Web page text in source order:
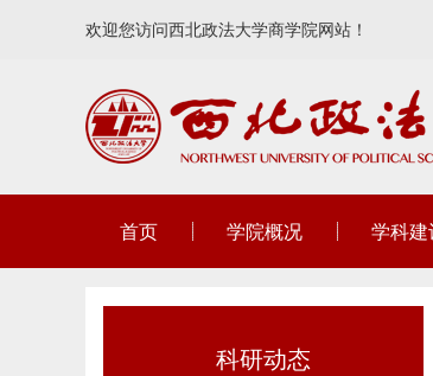
欢迎您访问西北政法大学商学院网站！
首页 学院概况 学科建
科研动态